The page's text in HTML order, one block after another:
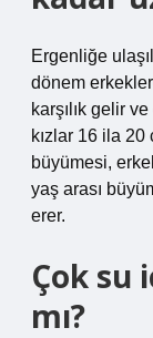
Ergenliğe
dönem
karşılık gelir
kızlar 16 ila
büyümesi,
yaş arası
erer.
Çok su
mı?